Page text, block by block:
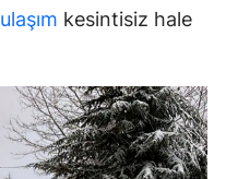
ulaşım kesintisiz hale